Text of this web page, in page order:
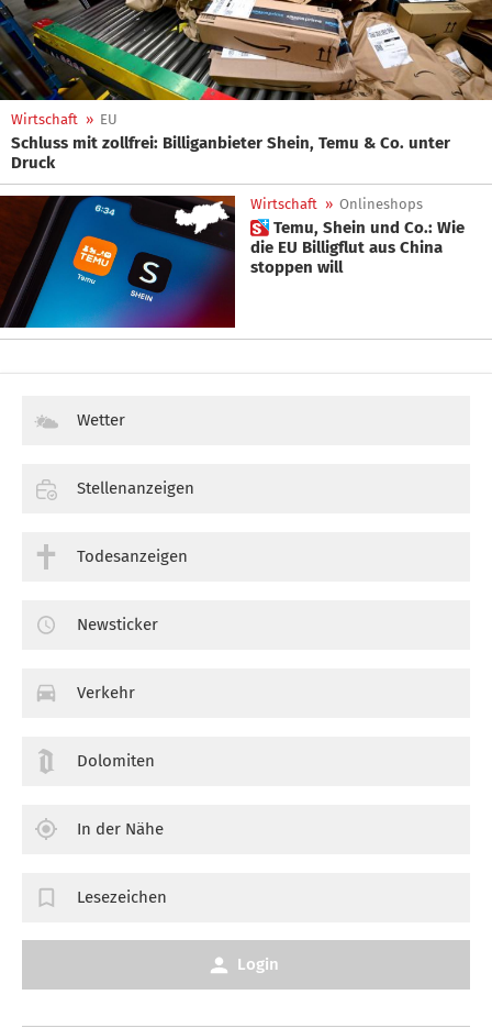
Wirtschaft » EU
Schluss mit zollfrei: Billiganbieter Shein, Temu & Co. unter
Druck
Wirtschaft » Onlineshops
 Temu, Shein und Co.: Wie
die EU Billigflut aus China
stoppen will
Wetter
Stellenanzeigen
Todesanzeigen
Newsticker
Verkehr
Dolomiten
In der Nähe
Lesezeichen
Login